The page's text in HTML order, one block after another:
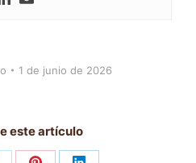
1 de junio de 2026
este artículo